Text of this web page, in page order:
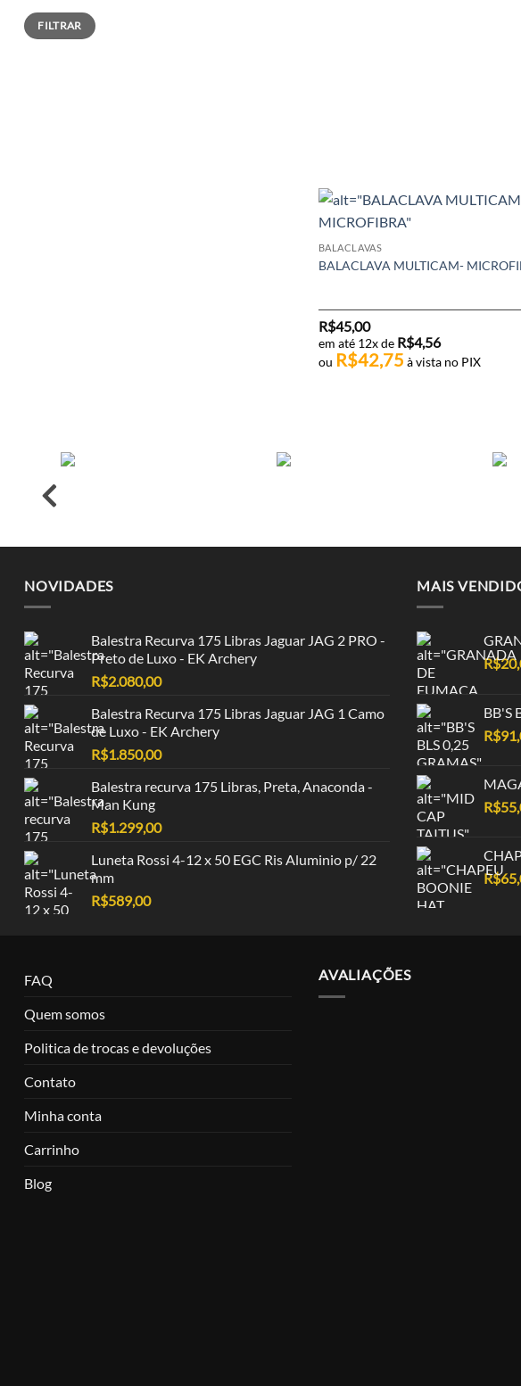
Preço
mínimo
Preço
máximo
FILTRAR
BALACLAVAS
BALACLAVA MULTICAM-
R$45,00
em até 12x de R$4,56
ou R$42,75 à vista no PIX
NOVIDADES
Balestra Recurva 175 Libras Jaguar JAG 2 PRO -
Preto de Luxo - EK Archery
R$2.080,00
Balestra Recurva 175 Libras Jaguar JAG 1 Camo
de Luxo - EK Archery
R$1.850,00
Balestra recurva 175 Libras, Preta, Anaconda -
Man Kung
R$1.299,00
Luneta Rossi 4-12 x 50 EGC Ris Aluminio p/ 22
mm
R$589,00
MAIS
R$
BB'S
R$
R$
R$
FAQ
Quem somos
Politica de trocas e devoluções
Contato
Minha conta
Carrinho
Blog
AVALIAÇÕES